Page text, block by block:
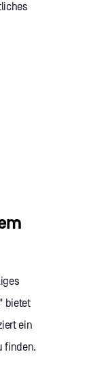
bietet
ein
finden.